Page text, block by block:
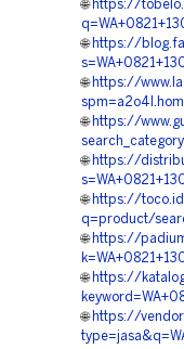
🌐 https://
🌐 https://
🌐 https://
🌐 https://
🌐 https://
🌐 https://
q=product/
🌐 https://
🌐 https://
🌐 https://